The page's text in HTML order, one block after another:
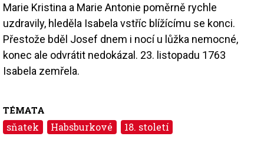
Marie Kristina a Marie Antonie poměrně rychle
uzdravily, hleděla Isabela vstříc blížícímu se konci.
Přestože bděl Josef dnem i nocí u lůžka nemocné,
konec ale odvrátit nedokázal. 23. listopadu 1763
Isabela zemřela.
TÉMATA
sňatek Habsburkové 18. století